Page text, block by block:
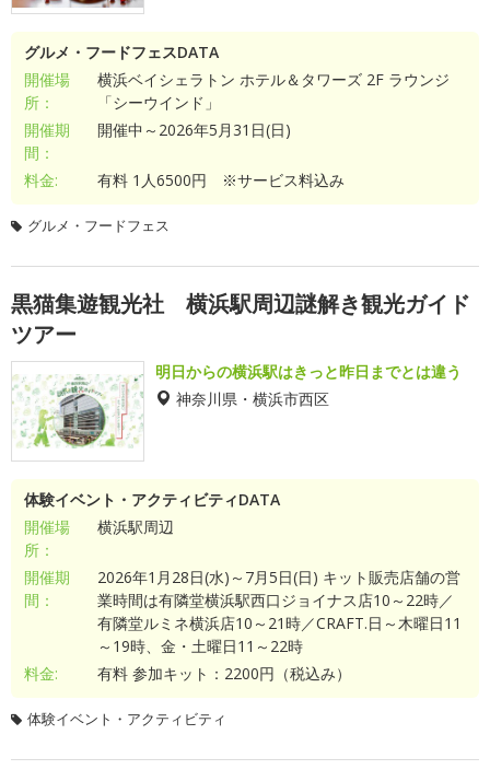
グルメ・フードフェスDATA
開催場
所：
横浜ベイシェラトン ホテル＆タワーズ 2F ラウンジ
「シーウインド」
開催期
間：
開催中～2026年5月31日(日)
料金: 有料 1人6500円 ※サービス料込み
グルメ・フードフェス
黒猫集遊観光社 横浜駅周辺謎解き観光ガイド
ツアー
明日からの横浜駅はきっと昨日までとは違う
神奈川県・横浜市西区
体験イベント・アクティビティDATA
開催場
所：
横浜駅周辺
開催期
間：
2026年1月28日(水)～7月5日(日) キット販売店舗の営
業時間は有隣堂横浜駅西口ジョイナス店10～22時／
有隣堂ルミネ横浜店10～21時／CRAFT.日～木曜日11
～19時、金・土曜日11～22時
料金:
有料 参加キット：2200円（税込み）
体験イベント・アクティビティ